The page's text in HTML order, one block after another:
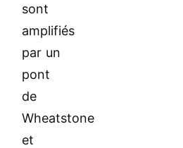
sont
amplifiés
par un
pont
de
Wheatstone
et